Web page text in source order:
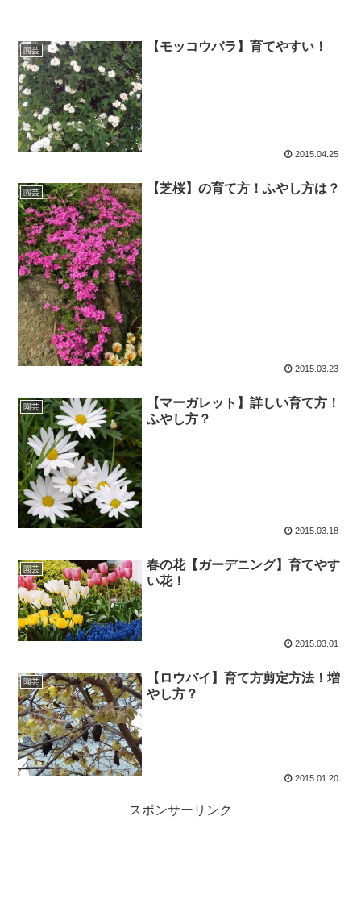
園芸 【モッコウバラ】育てやすい！
2015.04.25
園芸 【芝桜】の育て方！ふやし方は？
2015.03.23
園芸
【マーガレット】詳しい育て方！
ふやし方？
2015.03.18
園芸
春の花【ガーデニング】育てやす
い花！
2015.03.01
園芸
【ロウバイ】育て方剪定方法！増
やし方？
2015.01.20
スポンサーリンク